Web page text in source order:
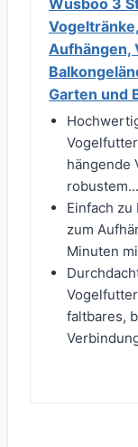
Wusboo 3
Aufhängen,
Garten und
hängende
robustem...
Einfach
zum
Minuten
faltbares,